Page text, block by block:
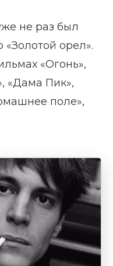
не раз был
орел».
«Огонь»,
«Дама Пик»,
поле»,